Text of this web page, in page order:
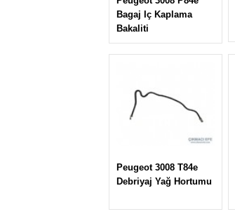
Bagaj Iç Kaplama
Bakaliti
Peugeot 3008 T84e
Debriyaj Yağ Hortumu